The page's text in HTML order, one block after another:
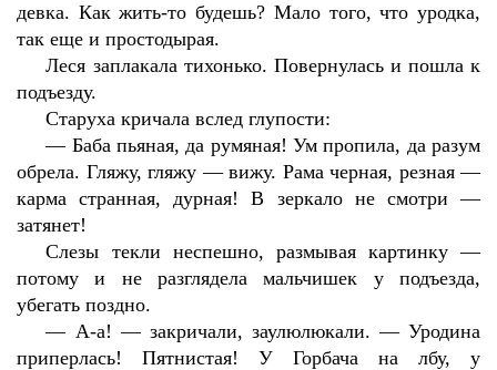
девка. Как жить-то будешь? Мало того, что уродка,
так еще и простодырая.
Леся заплакала тихонько. Повернулась и пошла к
подъезду.
Старуха кричала вслед глупости:
— Баба пьяная, да румяная! Ум пропила, да разум
обрела. Гляжу, гляжу — вижу. Рама черная, резная —
карма странная, дурная! В зеркало не смотри —
затянет!
Слезы текли неспешно, размывая картинку —
потому и не разглядела мальчишек у подъезда,
убегать поздно.
— А-а! — закричали, заулюлюкали. — Уродина
приперлась! Пятнистая! У Горбача на лбу, у